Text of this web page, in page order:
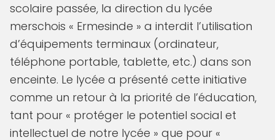
scolaire passée, la direction du lycée
merschois « Ermesinde » a interdit l’utilisation
d’équipements terminaux (ordinateur,
téléphone portable, tablette, etc.) dans son
enceinte. Le lycée a présenté cette initiative
comme un retour à la priorité de l’éducation,
tant pour « protéger le potentiel social et
intellectuel de notre lycée » que pour «